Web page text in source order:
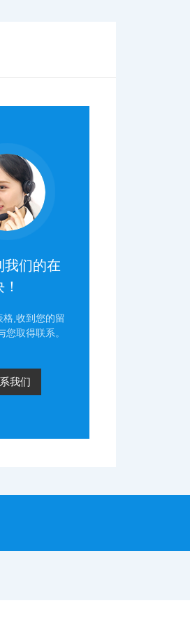
我们的在
格,收到您的留
您取得联系。
我们